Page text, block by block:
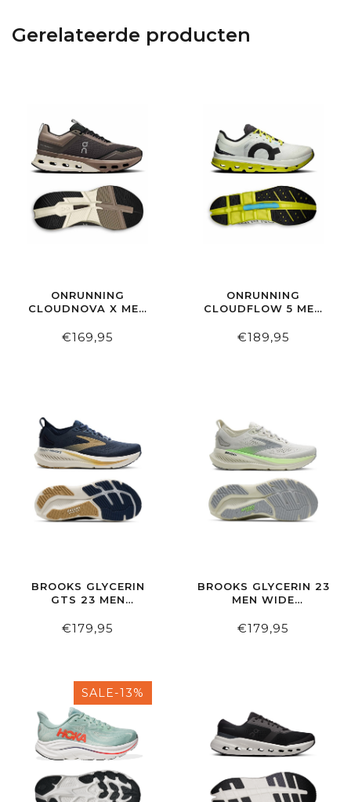
Gerelateerde producten
ONRUNNING
CLOUDNOVA X MEN
€169,95
ONRUNNING
CLOUDFLOW 5 MEN
€189,95
BROOKS GLYCERIN
GTS 23 MEN
€179,95
BROOKS GLYCERIN 23
MEN WIDE
€179,95
SALE-13%